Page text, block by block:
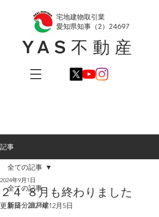
YAS不動産
​宅地建物取引業
愛知県知事（2）24697
記事
全ての記事
新築分譲戸建
全ての記事
２４' ８月も終わりました
2024年9月1日
更新日：2024年12月5日